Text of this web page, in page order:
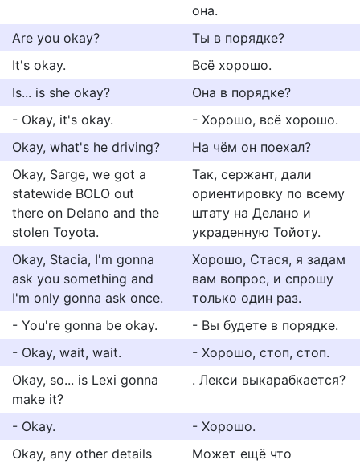
она.
Are you okay?
Ты в порядке?
It's okay.
Всё хорошо.
Is... is she okay?
Она в порядке?
- Okay, it's okay.
- Хорошо, всё хорошо.
Okay, what's he driving?
На чём он поехал?
Okay, Sarge, we got a
statewide BOLO out
there on Delano and the
stolen Toyota.
Так, сержант, дали
ориентировку по всему
штату на Делано и
украденную Тойоту.
Okay, Stacia, I'm gonna
ask you something and
I'm only gonna ask once.
Хорошо, Стася, я задам
вам вопрос, и спрошу
только один раз.
- You're gonna be okay.
- Вы будете в порядке.
- Okay, wait, wait.
- Хорошо, стоп, стоп.
Okay, so... is Lexi gonna
make it?
. Лекси выкарабкается?
- Okay.
- Хорошо.
Okay, any other details
Может ещё что